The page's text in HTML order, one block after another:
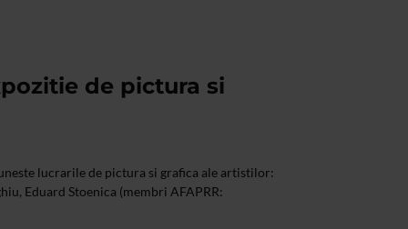
de pictura si
lucrarile de pictura si grafica ale artistilor:
Eduard Stoenica (membri AFAPRR: